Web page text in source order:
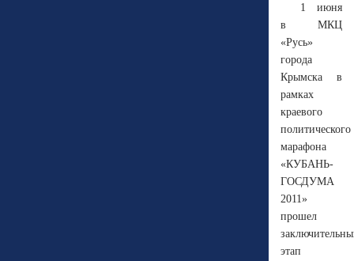
1 июня
в МКЦ
«Русь»
города
Крымска в
рамках
краевого
политического
марафона
«КУБАНЬ-
ГОСДУМА
2011»
прошел
этап